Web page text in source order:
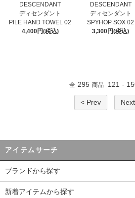
DESCENDANT
ディセンダント
PILE HAND TOWEL 02
4,400円(税込)
DESCENDANT
ディセンダント
SPYHOP SOX 02
3,300円(税込)
全 295 商品 121 -
< Prev
アイテムサーチ
ブランドから探す
新着アイテムから探す